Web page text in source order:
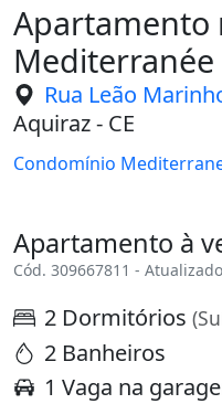
Apartamento
Rua Leão
Aquiraz - CE
Condomínio
Apartamento à
Cód. 309667811 -
2 Dormitórios
2 Banheiros
1 Vaga na